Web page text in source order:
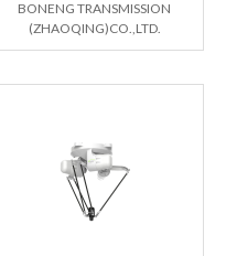
BONENG TRANSMISSION
(ZHAOQING)CO.,LTD.